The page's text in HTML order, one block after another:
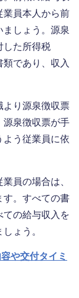
業員本人から前
しょう。源泉
した所得税
であり、収入
より源泉徴収票
源泉徴収票が手
よう従業員に依
員の場合は、
す。すべての書
ての給与収入を
ょう。
や交付タイミ